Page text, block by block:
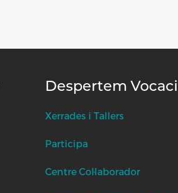
Despertem
Xerrades i Tallers
Participa
Centre Col·laborador